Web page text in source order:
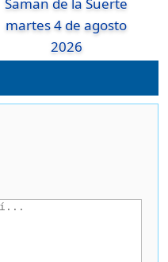
Saman de la Suerte
martes 4 de agosto
2026